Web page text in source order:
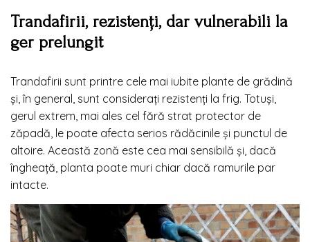
Trandafirii, rezistenți, dar vulnerabili la
ger prelungit
Trandafirii sunt printre cele mai iubite plante de grădină
și, în general, sunt considerați rezistenți la frig. Totuși,
gerul extrem, mai ales cel fără strat protector de
zăpadă, le poate afecta serios rădăcinile și punctul de
altoire. Această zonă este cea mai sensibilă și, dacă
îngheață, planta poate muri chiar dacă ramurile par
intacte.